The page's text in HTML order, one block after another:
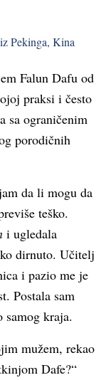
Pekinga, Kina
Falun Dafu od
praksi i često
sa ograničenim
porodičnih
da li mogu da
teško.
i ugledala
dirnuto. Učitelj
i pazio me je
Postala sam
kraja.
mužem, rekao
Dafe?“